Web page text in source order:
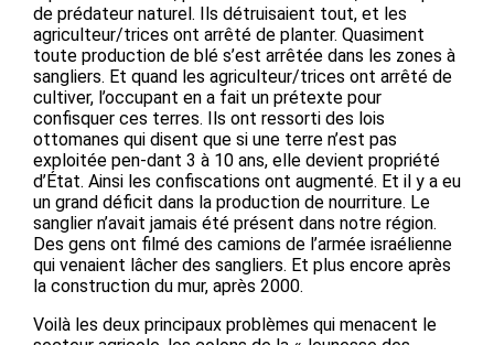
de prédateur naturel. Ils détruisaient tout, et les
agriculteur/trices ont arrêté de planter. Quasiment
toute production de blé s’est arrêtée dans les zones à
sangliers. Et quand les agriculteur/trices ont arrêté de
cultiver, l’occupant en a fait un prétexte pour
confisquer ces terres. Ils ont ressorti des lois
ottomanes qui disent que si une terre n’est pas
exploitée pen-dant 3 à 10 ans, elle devient propriété
d’État. Ainsi les confiscations ont augmenté. Et il y a eu
un grand déficit dans la production de nourriture. Le
sanglier n’avait jamais été présent dans notre région.
Des gens ont filmé des camions de l’armée israélienne
qui venaient lâcher des sangliers. Et plus encore après
la construction du mur, après 2000.
Voilà les deux principaux problèmes qui menacent le